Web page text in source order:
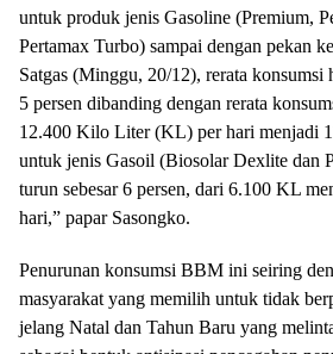
untuk produk jenis Gasoline (Premium,
Pertamax Turbo) sampai dengan pekan
Satgas (Minggu, 20/12), rerata konsumsi
5 persen dibanding dengan rerata
12.400 Kilo Liter (KL) per hari menjadi
untuk jenis Gasoil (Biosolar Dexlite dan
turun sebesar 6 persen, dari 6.100 KL
hari,” papar Sasongko.
Penurunan konsumsi BBM ini seiring
masyarakat yang memilih untuk tidak
jelang Natal dan Tahun Baru yang